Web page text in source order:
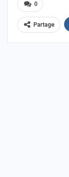
0
Partage